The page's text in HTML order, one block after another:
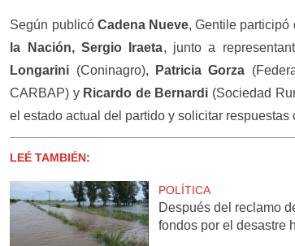
Según publicó Cadena Nueve, Gentile participó
la Nación, Sergio Iraeta, junto a
Longarini (Coninagro), Patricia Gorza
CARBAP) y Ricardo de Bernardi (Sociedad
el estado actual del partido y solicitar respuestas
LEÉ TAMBIÉN:
POLÍTICA
Después del reclamo
fondos por el desastre